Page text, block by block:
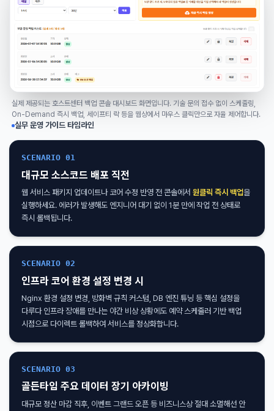
실제 제공되는 호스트센터 백업 콘솔 대시보드 화면입니다. 기술 문의 접수 없이 스케줄링,
On-Demand 즉시 백업, 세이프티 락 등을 웹상에서 마우스 클릭만으로 자율 제어합니다.
실무 운영 가이드 타임라인
SCENARIO 01
대규모 소스코드 배포 직전
웹 서비스 패키지 업데이트나 코어 수정 반영 전 콘솔에서 원클릭 즉시 백업을
실행하세요. 에러가 발생해도 엔지니어 대기 없이 1분 만에 작업 전 상태로
즉시 롤백됩니다.
SCENARIO 02
인프라 코어 환경 설정 변경 시
Nginx 환경 설정 변경, 방화벽 규칙 커스텀, DB 엔진 튜닝 등 핵심 설정을
다루다 인프라 장애를 만나는 야간 비상 상황에도 예약 스케줄러 기반 백업
시점으로 다이렉트 롤백하여 서비스를 정상화합니다.
SCENARIO 03
골든타임 주요 데이터 장기 아카이빙
대규모 정산 마감 직후, 이벤트 그랜드 오픈 등 비즈니스상 절대 소멸해선 안